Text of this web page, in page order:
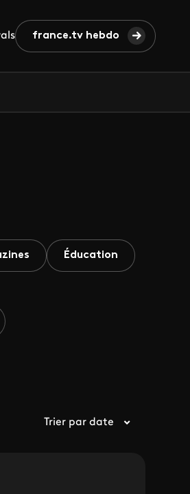
france.tv hebdo
Éducation
Trier par date